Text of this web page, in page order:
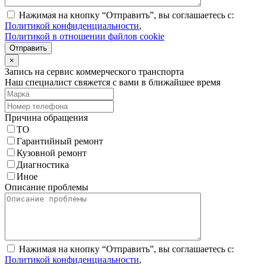
Нажимая на кнопку “Отправить”, вы соглашаетесь с:
Политикой конфиденциальности,
Политикой в отношении файлов cookie
Отправить
×
Запись на сервис коммерческого транспорта
Наш специалист свяжется с вами в ближайшее время
Причина обращения
ТО
Гарантийный ремонт
Кузовной ремонт
Диагностика
Иное
Описание проблемы
Нажимая на кнопку “Отправить”, вы соглашаетесь с:
Политикой конфиденциальности,